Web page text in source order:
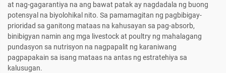
at nag-gagarantiya na ang bawat patak ay nagdadala ng buong
potensyal na biyolohikal nito. Sa pamamagitan ng pagbibigay-
prioridad sa ganitong mataas na kahusayan sa pag-absorb,
binibigyan namin ang mga livestock at poultry ng mahalagang
pundasyon sa nutrisyon na nagpapalit ng karaniwang
pagpapakain sa isang mataas na antas ng estratehiya sa
kalusugan.